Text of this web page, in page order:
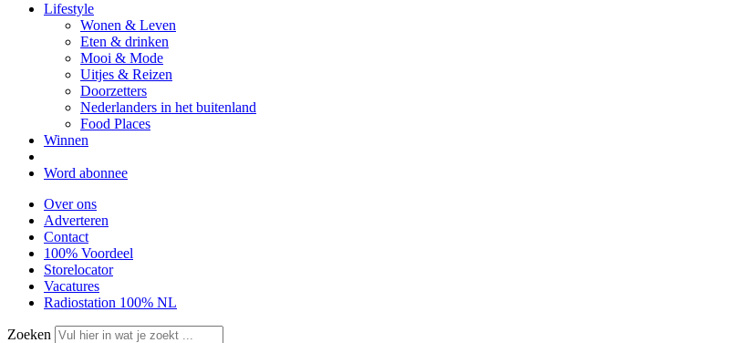
Lifestyle
Wonen & Leven
Eten & drinken
Mooi & Mode
Uitjes & Reizen
Doorzetters
Nederlanders in het buitenland
Food Places
Winnen
Word abonnee
Over ons
Adverteren
Contact
100% Voordeel
Storelocator
Vacatures
Radiostation 100% NL
Zoeken